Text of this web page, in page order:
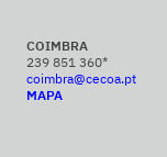
COIMBRA
239 851 360*
coimbra@cecoa.pt
MAPA